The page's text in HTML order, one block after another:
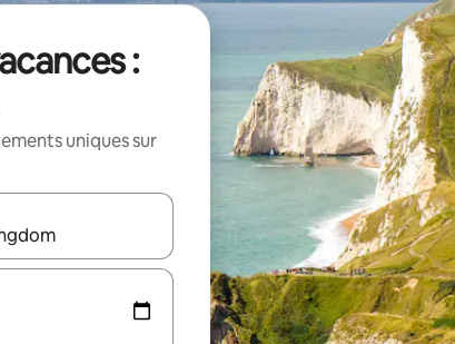
:
uniques sur
parcourez-les en utilisant les flèches vers le haut et vers